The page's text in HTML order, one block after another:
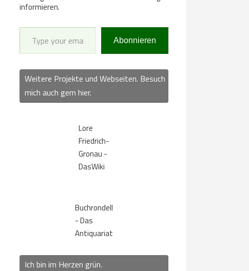
informieren.
Type your email…
Abonnieren
Weitere Projekte und Webseiten. Besuch
mich auch gern hier.
Lore
Friedrich-
Gronau -
DasWiki
Buchrondell
- Das
Antiquariat
Ich bin im Herzen grün.